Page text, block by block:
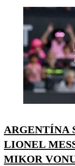
ARGENTÍNA
LIONEL
MIKOR